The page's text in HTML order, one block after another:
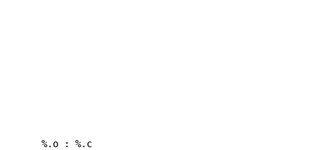
   %.o : %.c